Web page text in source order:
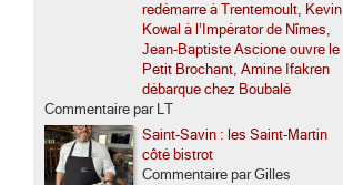
redémarre à Trentemoult, Kevin
Kowal à l’Impérator de Nîmes,
Jean-Baptiste Ascione ouvre le
Petit Brochant, Amine Ifakren
débarque chez Boubalé
Commentaire par LT
Saint-Savin : les Saint-Martin
côté bistrot
Commentaire par Gilles